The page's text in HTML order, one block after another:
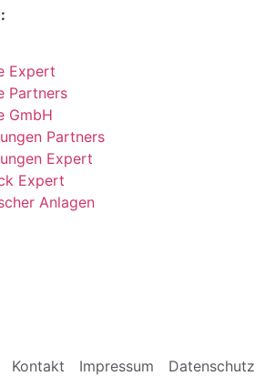
Expert
Partners
GmbH
Partners
Expert
Expert
Anlagen
Kontakt Impressum Datenschutz